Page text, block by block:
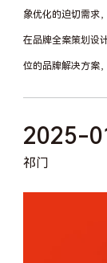
象优化的迫切需求
在品牌全案策划设
位的品牌解决方案
2025-
祁门